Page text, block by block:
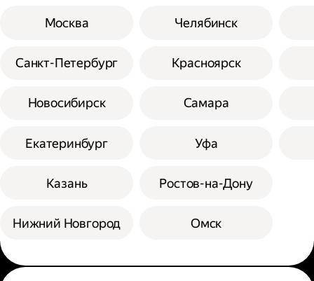
Москва
Санкт-Петербург
Новосибирск
Екатеринбург
Казань
Нижний Новгород
Челябинск
Красноярск
Самара
Уфа
Ростов-на-Дону
Омск